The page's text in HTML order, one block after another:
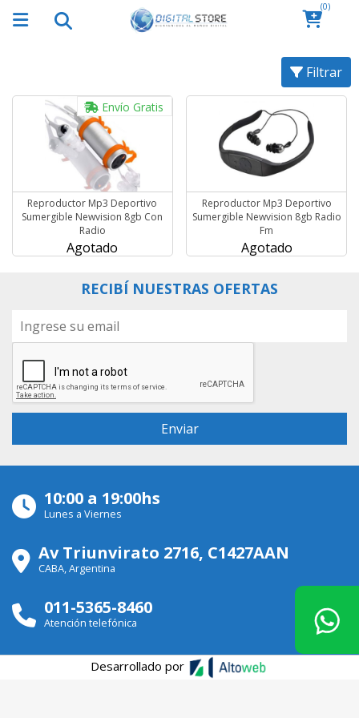
(0)
Filtrar
Reproductor Mp3 Deportivo
Sumergible Newvision 8gb Con
Radio
Envío Gratis
Agotado
Reproductor Mp3 Deportivo
Sumergible Newvision 8gb Radio
Fm
Agotado
RECIBÍ NUESTRAS OFERTAS
10:00 a 19:00hs
Lunes a Viernes
Av Triunvirato 2716, C1427AAN
CABA, Argentina
011-5365-8460
Atención telefónica
Desarrollado por